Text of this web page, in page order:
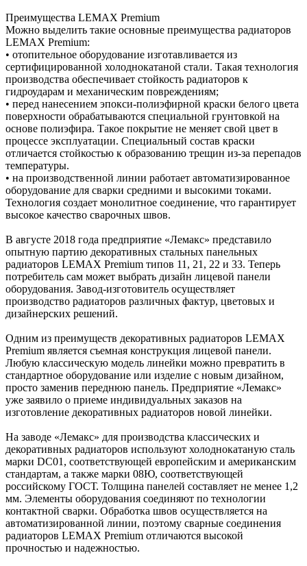
Преимущества LEMAX Premium
Можно выделить такие основные преимущества радиаторов
LEMAX Premium:
• отопительное оборудование изготавливается из
сертифицированной холоднокатаной стали. Такая технология
производства обеспечивает стойкость радиаторов к
гидроударам и механическим повреждениям;
• перед нанесением эпокси-полиэфирной краски белого цвета
поверхности обрабатываются специальной грунтовкой на
основе полиэфира. Такое покрытие не меняет свой цвет в
процессе эксплуатации. Специальный состав краски
отличается стойкостью к образованию трещин из-за перепадов
температуры.
• на производственной линии работает автоматизированное
оборудование для сварки средними и высокими токами.
Технология создает монолитное соединение, что гарантирует
высокое качество сварочных швов.
В августе 2018 года предприятие «Лемакс» представило
опытную партию декоративных стальных панельных
радиаторов LEMAX Premium типов 11, 21, 22 и 33. Теперь
потребитель сам может выбрать дизайн лицевой панели
оборудования. Завод-изготовитель осуществляет
производство радиаторов различных фактур, цветовых и
дизайнерских решений.
Одним из преимуществ декоративных радиаторов LEMAX
Premium является съемная конструкция лицевой панели.
Любую классическую модель линейки можно превратить в
стандартное оборудование или изделие с новым дизайном,
просто заменив переднюю панель. Предприятие «Лемакс»
уже заявило о приеме индивидуальных заказов на
изготовление декоративных радиаторов новой линейки.
На заводе «Лемакс» для производства классических и
декоративных радиаторов используют холоднокатаную сталь
марки DC01, соответствующей европейским и американским
стандартам, а также марки 08Ю, соответствующей
российскому ГОСТ. Толщина панелей составляет не менее 1,2
мм. Элементы оборудования соединяют по технологии
контактной сварки. Обработка швов осуществляется на
автоматизированной линии, поэтому сварные соединения
радиаторов LEMAX Premium отличаются высокой
прочностью и надежностью.